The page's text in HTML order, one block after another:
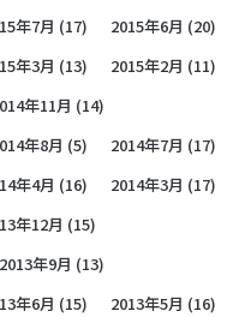
年7月 (17) 2015年6月 (20)
年3月 (13) 2015年2月 (11)
年11月 (14)
年8月 (5) 2014年7月 (17)
年4月 (16) 2014年3月 (17)
年12月 (15)
2013年9月 (13)
年6月 (15) 2013年5月 (16)